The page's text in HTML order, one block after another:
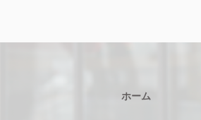
ホーム